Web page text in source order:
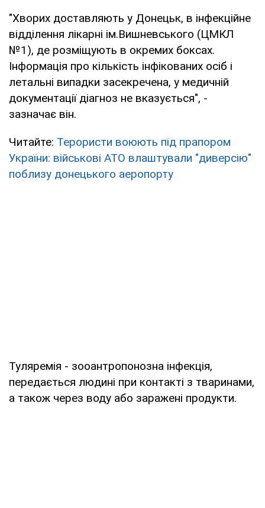
"Хворих доставляють у Донецьк, в інфекційне
відділення лікарні ім.Вишневського (ЦМКЛ
№1), де розміщують в окремих боксах.
Інформація про кількість інфікованих осіб і
летальні випадки засекречена, у медичній
документації діагноз не вказується", -
зазначає він.
Читайте: Терористи воюють під прапором
України: військові АТО влаштували "диверсію"
поблизу донецького аеропорту
Туляремія - зооантропонозна інфекція,
передається людині при контакті з тваринами,
а також через воду або заражені продукти.